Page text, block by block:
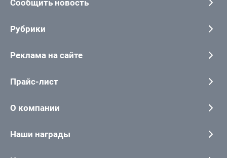
Сообщить новость
Рубрики
Реклама на сайте
Прайс-лист
О компании
Наши награды